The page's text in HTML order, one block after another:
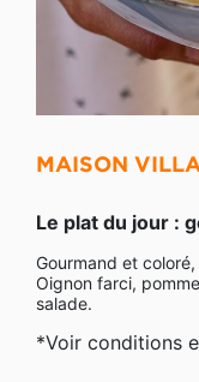
MAISON
Le plat du jour :
Gourmand et
Oignon farci,
salade.
*Voir conditions